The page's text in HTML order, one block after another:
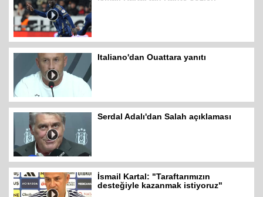
Italiano'dan Ouattara yanıtı
Serdal Adalı'dan Salah açıklaması
İsmail Kartal: "Taraftarımızın
desteğiyle kazanmak istiyoruz"